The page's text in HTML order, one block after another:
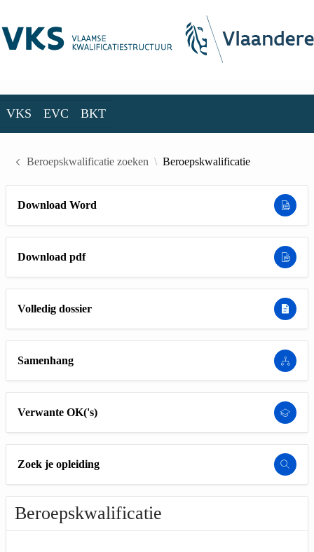
VKS EVC BKT
Beroepskwalificatie zoeken Beroepskwalificatie
Download Word
Download pdf
Volledig dossier
Samenhang
Verwante OK('s)
Zoek je opleiding
Beroepskwalificatie